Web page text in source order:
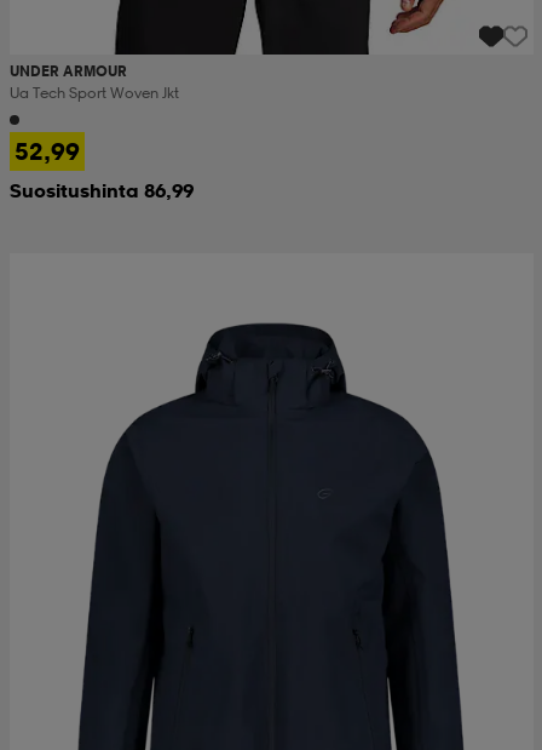
UNDER ARMOUR
Ua Tech Sport Woven Jkt
52,99
Suositushinta 86,99